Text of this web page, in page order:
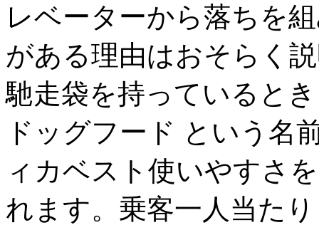
レベーターから落ちを
がある理由はおそらく
馳走袋を持っていると
ドッグフード という名
ィカベスト使いやすさ
れます。乗客一人当た